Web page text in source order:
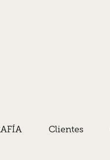
Clientes